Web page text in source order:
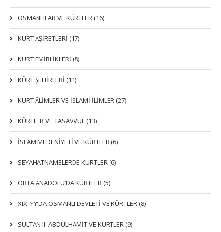
OSMANLILAR VE KÜRTLER (16)
KÜRT AŞİRETLERİ (17)
KÜRT EMİRLİKLERİ (8)
KÜRT ŞEHİRLERİ (11)
KÜRT ÂLİMLER VE İSLAMİ İLİMLER (27)
KÜRTLER VE TASAVVUF (13)
İSLAM MEDENİYETİ VE KÜRTLER (6)
SEYAHATNAMELERDE KÜRTLER (6)
ORTA ANADOLU’DA KÜRTLER (5)
XIX. YY'DA OSMANLI DEVLETI VE KÜRTLER (8)
SULTAN II. ABDÜLHAMİT VE KÜRTLER (9)